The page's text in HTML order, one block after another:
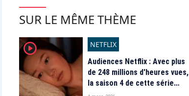
SUR LE MÊME THÈME
player2
NETFLIX
Audiences Netflix : Avec plus
de 248 millions d'heures vues,
la saison 4 de cette série
phénomène va-t-elle intégrer